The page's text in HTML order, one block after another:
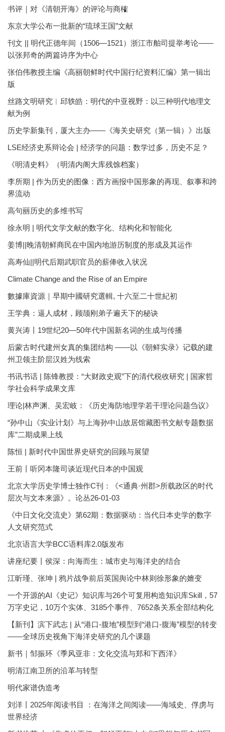
书评｜对《清朝开海》的评论与商榷
东京大学公布一批新的“琉球王国”文献
刊文 || 明代正德年间（1506—1521）浙江市舶司提举考论——
以张邦奇的两篇诗序为中心
张伯伟教授主编《高丽朝鲜时代中国行纪资料汇编》第一辑出
版
丝路文明研究︱邱轶皓：明代的中亚视野：以三种明代地理文
献为例
历史学新集刊，厦大主办——《海关史研究（第一辑）》出版
LSE经济史系辩论会 | 经济学的问题：数学过多，历史不足？
《明清史料》（明清内阁大库残馀档案）
李所期 | 作为历史的图像：西方画报中国形象的再现、叙事和跨
界流动
高句丽历史的多维书写
徐永明 | 明代文学文献的数字化、结构化和智能化
姜博||晚清朝鲜商民在中国内地游历制度的形成及其运作
高寿仙||明代后期武职官员的薪俸收入状况
Climate Change and the Rise of an Empire
數據庫資源｜早期中國研究選輯, 十六至二十世紀初
王学典：逼人成材，顾颉刚弟子遍天下的秘诀
黄兴涛丨19世纪20—50年代中国新名词的生成与传播
后蒙古时代建州女真的集团结构 ——以《朝鲜实录》记载的建
州卫领主阶层汉姓为线索
书讯书话 | 陈锋教授：“大财政史观”下的清代税收研究 | 国家哲
学社会科学成果文库
理论|林声渊、吴宏岐：《历史海防地理学若干理论问题刍议》
“孙中山《实业计划》与上海孙中山故居馆藏图书文献专题数据
库”二期成果上线
陈恒 | 新时代中国世界史研究的回顾与展望
王前丨听冈本隆司谈近现代日本的中国观
北京大学历史学博士独作C刊：《<通典·州郡>所载政区的时代
层次与文本来源》。论丛26-01-03
《中日文化交流史》第62期：数据驱动：当代日本史学的数字
人文研究范式
北京语言大学BCC语料库2.0版发布
讲座纪要丨侯深：向海而生：城市史与海洋史的结合
江昕瑾、张坤 | 鸦片战争前后英国舆论中林则徐形象的嬗变
一个开源的AI《史记》知识库与26个可复用构造知识库Skill，57
万字史记，10万个实体、3185个事件、7652条关系全部结构化
【新刊】滨下武志 | 从“港口-腹地”模型到“港口-腹海”模型的转变
——全球历史视角下海洋史研究的几个课题
新书｜邹振环《季风亚非：文化交流与郑和下西洋》
明清江南卫所的沿革与转型
明代家谱伪造考
刘洋丨2025年阅读书目 ：在海洋之间阅读——海域史、俘虏与
世界经济